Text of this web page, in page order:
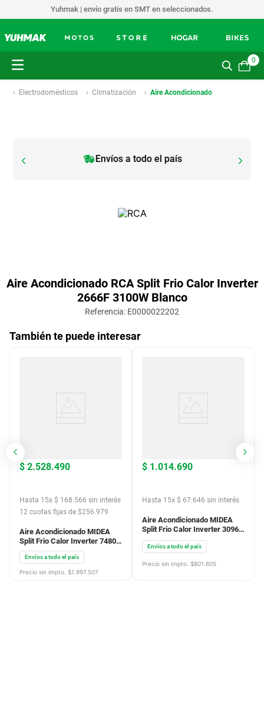
Yuhmak | envío gratis en SMT en seleccionados.
0
Electrodomésticos Climatización Aire Acondicionado
Envíos a todo el país
Aire Acondicionado RCA Split Frio Calor Inverter
2666F 3100W Blanco
Referencia: E0000022202
También te puede interesar
$ 2.528.490
Hasta 15x $ 168.566 sin interés
12 cuotas fijas de $256.979
Aire Acondicionado MIDEA
Split Frio Calor Inverter 7480F
8700W Blanco
Envíos a todo el país
Precio sin impto. $1.997.507
$ 1.014.690
Hasta 15x $ 67.646 sin interés
Aire Acondicionado MIDEA
Split Frio Calor Inverter 3096F
3600W Blanco